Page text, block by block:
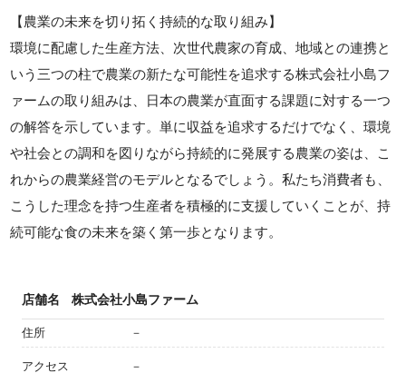
【農業の未来を切り拓く持続的な取り組み】
環境に配慮した生産方法、次世代農家の育成、地域との連携と
いう三つの柱で農業の新たな可能性を追求する株式会社小島フ
ァームの取り組みは、日本の農業が直面する課題に対する一つ
の解答を示しています。単に収益を追求するだけでなく、環境
や社会との調和を図りながら持続的に発展する農業の姿は、こ
れからの農業経営のモデルとなるでしょう。私たち消費者も、
こうした理念を持つ生産者を積極的に支援していくことが、持
続可能な食の未来を築く第一歩となります。
店舗名 株式会社小島ファーム
住所 －
アクセス －